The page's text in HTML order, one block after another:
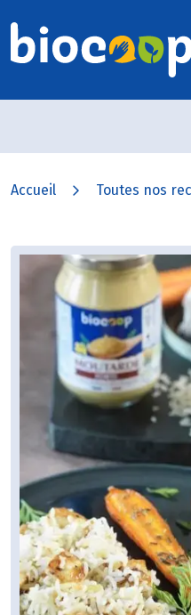
Accueil Toutes nos